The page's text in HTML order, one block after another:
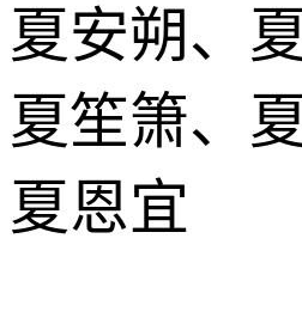
夏安朔、
夏笙箫、
夏恩宜